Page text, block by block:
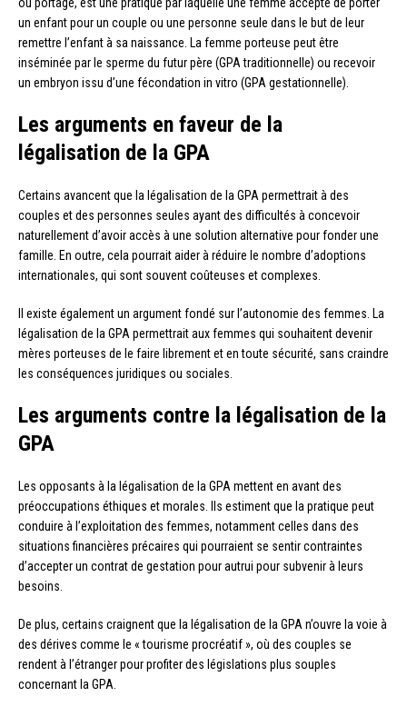
ou portage, est une pratique par laquelle une femme accepte de porter
un enfant pour un couple ou une personne seule dans le but de leur
remettre l’enfant à sa naissance. La femme porteuse peut être
inséminée par le sperme du futur père (GPA traditionnelle) ou recevoir
un embryon issu d’une fécondation in vitro (GPA gestationnelle).
Les arguments en faveur de la
légalisation de la GPA
Certains avancent que la légalisation de la GPA permettrait à des
couples et des personnes seules ayant des difficultés à concevoir
naturellement d’avoir accès à une solution alternative pour fonder une
famille. En outre, cela pourrait aider à réduire le nombre d’adoptions
internationales, qui sont souvent coûteuses et complexes.
Il existe également un argument fondé sur l’autonomie des femmes. La
légalisation de la GPA permettrait aux femmes qui souhaitent devenir
mères porteuses de le faire librement et en toute sécurité, sans craindre
les conséquences juridiques ou sociales.
Les arguments contre la légalisation de la
GPA
Les opposants à la légalisation de la GPA mettent en avant des
préoccupations éthiques et morales. Ils estiment que la pratique peut
conduire à l’exploitation des femmes, notamment celles dans des
situations financières précaires qui pourraient se sentir contraintes
d’accepter un contrat de gestation pour autrui pour subvenir à leurs
besoins.
De plus, certains craignent que la légalisation de la GPA n’ouvre la voie à
des dérives comme le « tourisme procréatif », où des couples se
rendent à l’étranger pour profiter des législations plus souples
concernant la GPA.